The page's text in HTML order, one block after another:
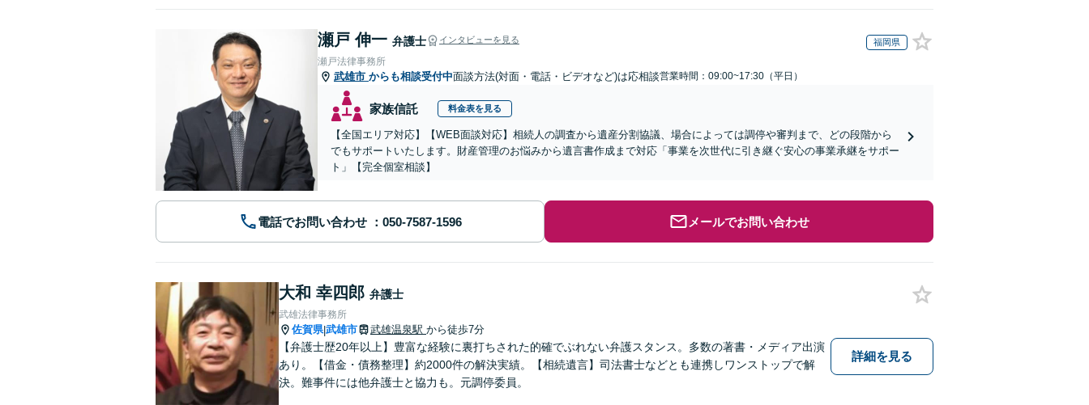
瀬戸 伸一 弁護士 インタビューを見る 福岡県
瀬戸法律事務所
武雄市 からも相談受付中面談方法(対面・電話・ビデオなど)は応相談営業時間：09:00~17:30（平日）
家族信託 料金表を見る
【全国エリア対応】【WEB面談対応】相続人の調査から遺産分割協議、場合によっては調停や審判まで、どの段階から
でもサポートいたします。財産管理のお悩みから遺言書作成まで対応「事業を次世代に引き継ぐ安心の事業承継をサポー
ト」【完全個室相談】
電話でお問い合わせ メールでお問い合わせ
大和 幸四郎 弁護士
武雄法律事務所
佐賀県|武雄市 武雄温泉駅 から徒歩7分
【弁護士歴20年以上】豊富な経験に裏打ちされた的確でぶれない弁護スタンス。多数の著書・メディア出演
あり。【借金・債務整理】約2000件の解決実績。【相続遺言】司法書士などとも連携しワンストップで解
決。難事件には他弁護士と協力も。元調停委員。
詳細を見る